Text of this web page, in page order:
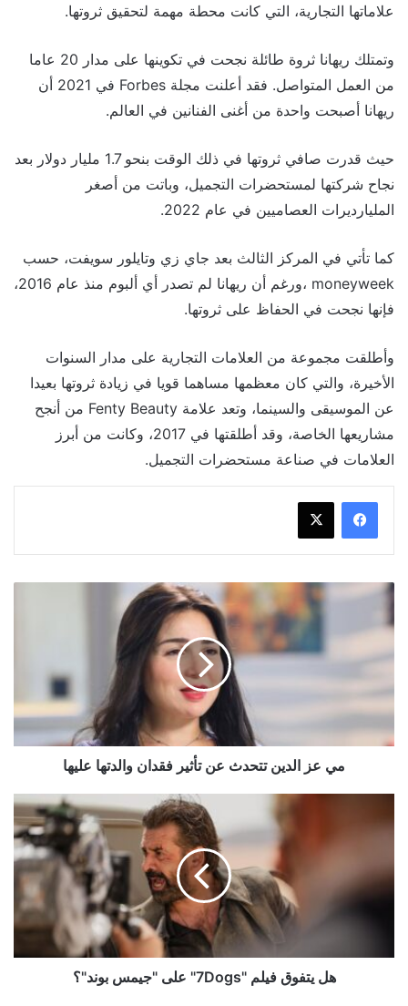
علاماتها التجارية، التي كانت محطة مهمة لتحقيق ثروتها.
وتمتلك ريهانا ثروة طائلة نجحت في تكوينها على مدار 20 عاما
من العمل المتواصل. فقد أعلنت مجلة Forbes في 2021 أن
ريهانا أصبحت واحدة من أغنى الفنانين في العالم.
حيث قدرت صافي ثروتها في ذلك الوقت بنحو 1.7 مليار دولار بعد
نجاح شركتها لمستحضرات التجميل، وباتت من أصغر
المليارديرات العصاميين في عام 2022.
كما تأتي في المركز الثالث بعد جاي زي وتايلور سويفت، حسب
moneyweek ،ورغم أن ريهانا لم تصدر أي ألبوم منذ عام 2016،
فإنها نجحت في الحفاظ على ثروتها.
وأطلقت مجموعة من العلامات التجارية على مدار السنوات
الأخيرة، والتي كان معظمها مساهما قويا في زيادة ثروتها بعيدا
عن الموسيقى والسينما، وتعد علامة Fenty Beauty من أنجح
مشاريعها الخاصة، وقد أطلقتها في 2017، وكانت من أبرز
العلامات في صناعة مستحضرات التجميل.
مي
الدين
تتحدث
تأثير
عليها
مي عز الدين تتحدث عن تأثير فقدان والدتها عليها
يتفوق
على
"جيمس
هل يتفوق فيلم "7Dogs" على "جيمس بوند"؟